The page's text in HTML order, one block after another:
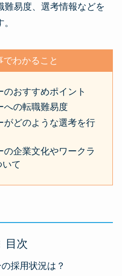
難易度、選考情報などを
でわかること
のおすすめポイント
への転職難易度
がどのような選考を行
の企業文化やワークラ
て
目次
採用状況は？